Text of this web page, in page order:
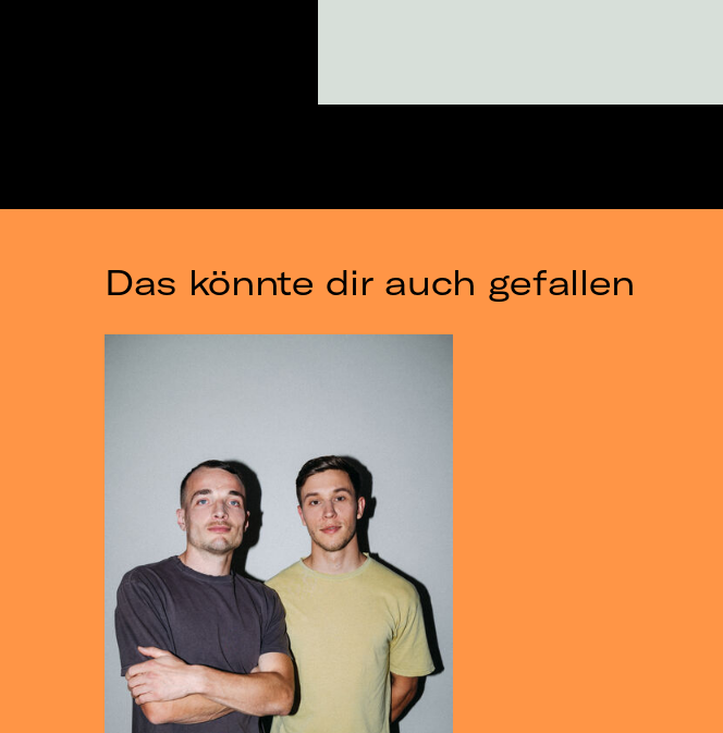
Das könnte dir auch gefallen